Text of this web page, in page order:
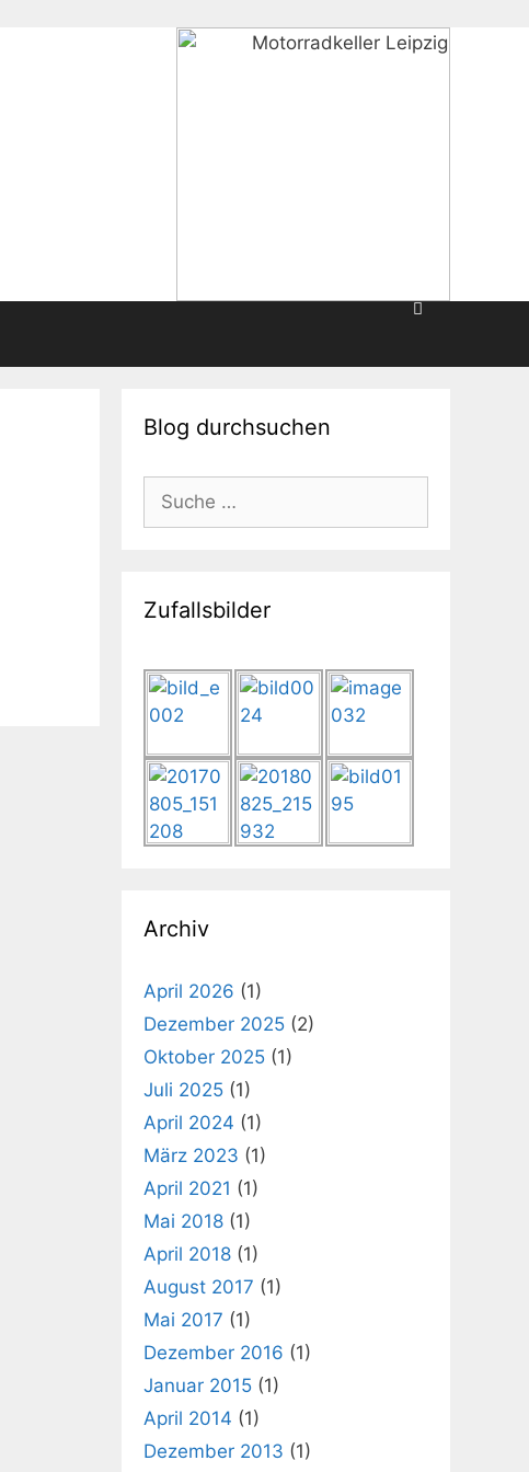
Blog durchsuchen
Suche
nach:
Zufallsbilder
Archiv
April 2026 (1)
Dezember 2025 (2)
Oktober 2025 (1)
Juli 2025 (1)
April 2024 (1)
März 2023 (1)
April 2021 (1)
Mai 2018 (1)
April 2018 (1)
August 2017 (1)
Mai 2017 (1)
Dezember 2016 (1)
Januar 2015 (1)
April 2014 (1)
Dezember 2013 (1)